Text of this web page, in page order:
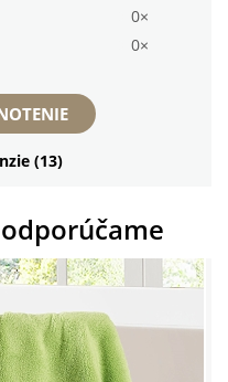
0×
0×
(13)